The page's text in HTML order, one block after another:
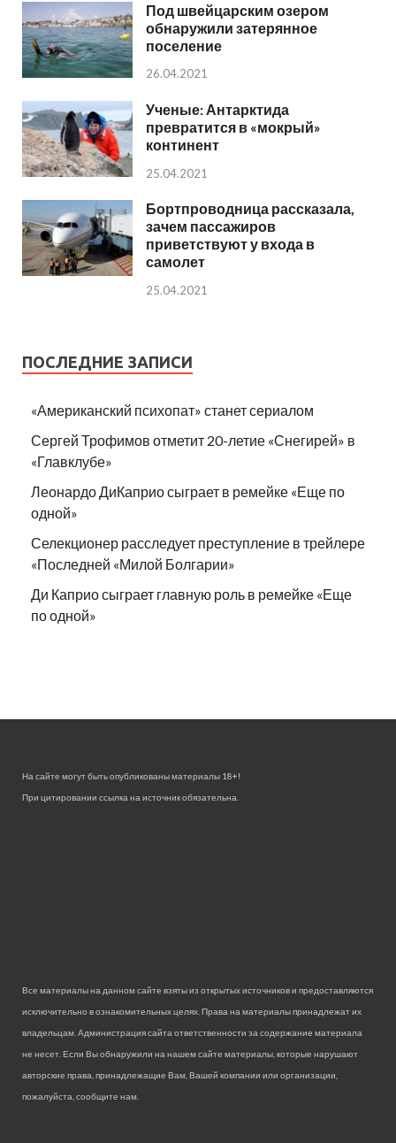
Под швейцарским озером
обнаружили затерянное
поселение
26.04.2021
Ученые: Антарктида
превратится в «мокрый»
континент
25.04.2021
Бортпроводница рассказала,
зачем пассажиров
приветствуют у входа в
самолет
25.04.2021
ПОСЛЕДНИЕ ЗАПИСИ
«Американский психопат» станет сериалом
Сергей Трофимов отметит 20-летие «Снегирей» в
«Главклубе»
Леонардо ДиКаприо сыграет в ремейке «Еще по
одной»
Селекционер расследует преступление в трейлере
«Последней «Милой Болгарии»
Ди Каприо сыграет главную роль в ремейке «Еще
по одной»
На сайте могут быть опубликованы материалы 18+!
При цитировании ссылка на источник обязательна.
Все материалы на данном сайте взяты из открытых источников и предоставляются
исключительно в ознакомительных целях. Права на материалы принадлежат их
владельцам. Администрация сайта ответственности за содержание материала
не несет. Если Вы обнаружили на нашем сайте материалы, которые нарушают
авторские права, принадлежащие Вам, Вашей компании или организации,
пожалуйста, сообщите нам.